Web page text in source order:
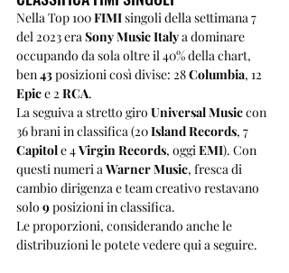
Nella Top 100 FIMI singoli della settimana 7
del 2023 era Sony Music Italy a dominare
occupando da sola oltre il 40% della chart,
ben 43 posizioni così divise: 28 Columbia, 12
Epic e 2 RCA.
La seguiva a stretto giro Universal Music con
36 brani in classifica (20 Island Records, 7
Capitol e 4 Virgin Records, oggi EMI). Con
questi numeri a Warner Music, fresca di
cambio dirigenza e team creativo restavano
solo 9 posizioni in classifica.
Le proporzioni, considerando anche le
distribuzioni le potete vedere qui a seguire.